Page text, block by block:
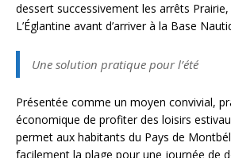
dessert successivement les arrêts
L’Églantine avant d’arriver à la Base
Une solution pratique pour l’été
Présentée comme un moyen convivial,
économique de profiter des loisirs
permet aux habitants du Pays de
facilement la plage pour une journée de